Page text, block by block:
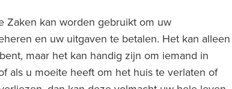
Zaken kan worden gebruikt om uw
en uw uitgaven te betalen. Het kan alleen
maar het kan handig zijn om iemand in
als u moeite heeft om het huis te verlaten of